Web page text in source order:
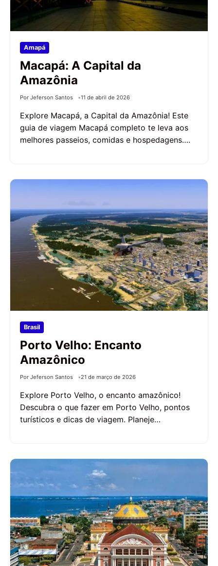
Amapá
Macapá: A Capital da
Amazônia
Por Jeferson Santos 11 de abril de 2026
Explore Macapá, a Capital da Amazônia! Este
guia de viagem Macapá completo te leva aos
melhores passeios, comidas e hospedagens….
Brasil
Porto Velho: Encanto
Amazônico
Por Jeferson Santos 21 de março de 2026
Explore Porto Velho, o encanto amazônico!
Descubra o que fazer em Porto Velho, pontos
turísticos e dicas de viagem. Planeje…